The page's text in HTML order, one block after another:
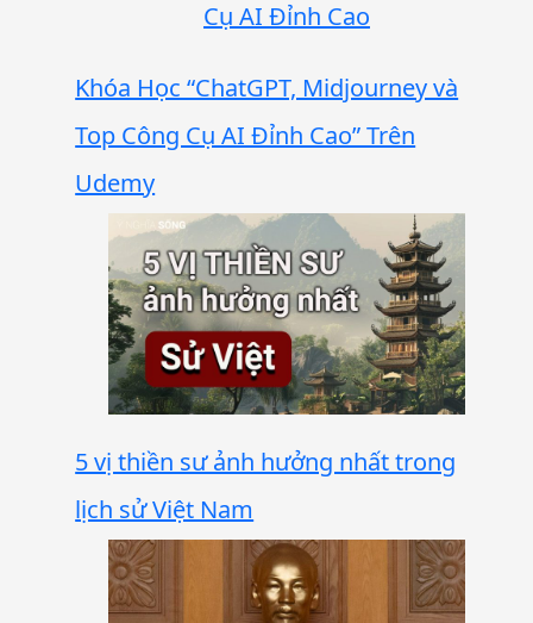
Khóa Học “ChatGPT, Midjourney và
Top Công Cụ AI Đỉnh Cao” Trên
Udemy
5 vị thiền sư ảnh hưởng nhất trong
lịch sử Việt Nam